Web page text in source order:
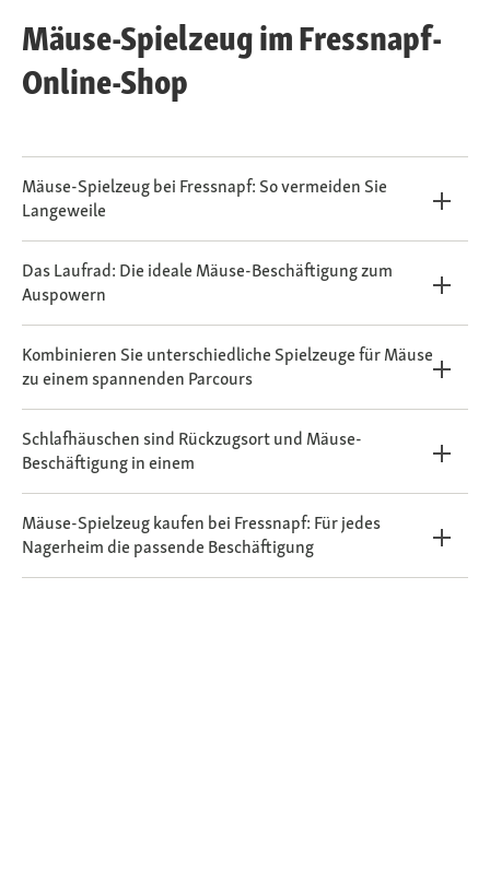
Mäuse-Spielzeug im Fressnapf-
Online-Shop
Mäuse-Spielzeug bei Fressnapf: So vermeiden Sie
Langeweile
Das Laufrad: Die ideale Mäuse-Beschäftigung zum
Auspowern
Kombinieren Sie unterschiedliche Spielzeuge für Mäuse
zu einem spannenden Parcours
Schlafhäuschen sind Rückzugsort und Mäuse-
Beschäftigung in einem
Mäuse-Spielzeug kaufen bei Fressnapf: Für jedes
Nagerheim die passende Beschäftigung